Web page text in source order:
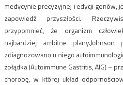
medycynie precyzyjnej i edycji genów,
zapowiedź przyszłości.
przypomnieć, że organizm
najbardziej ambitne plany.Johnson
zdiagnozowano u niego
żołądka (Autoimmune Gastritis, AIG) –
chorobę, w której układ